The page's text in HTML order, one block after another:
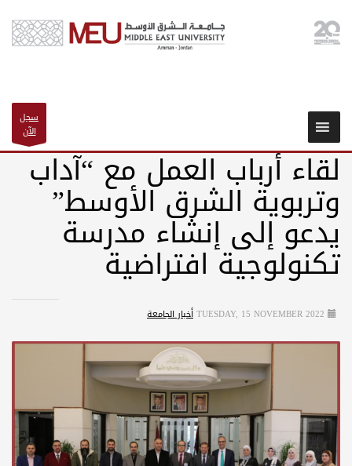
سجل
الآن
لقاء أرباب العمل مع “آداب
وتربوية الشرق الأوسط”
يدعو إلى إنشاء مدرسة
تكنولوجية افتراضية
TUESDAY, 15 NOVEMBER 2022أخبار الجامعة